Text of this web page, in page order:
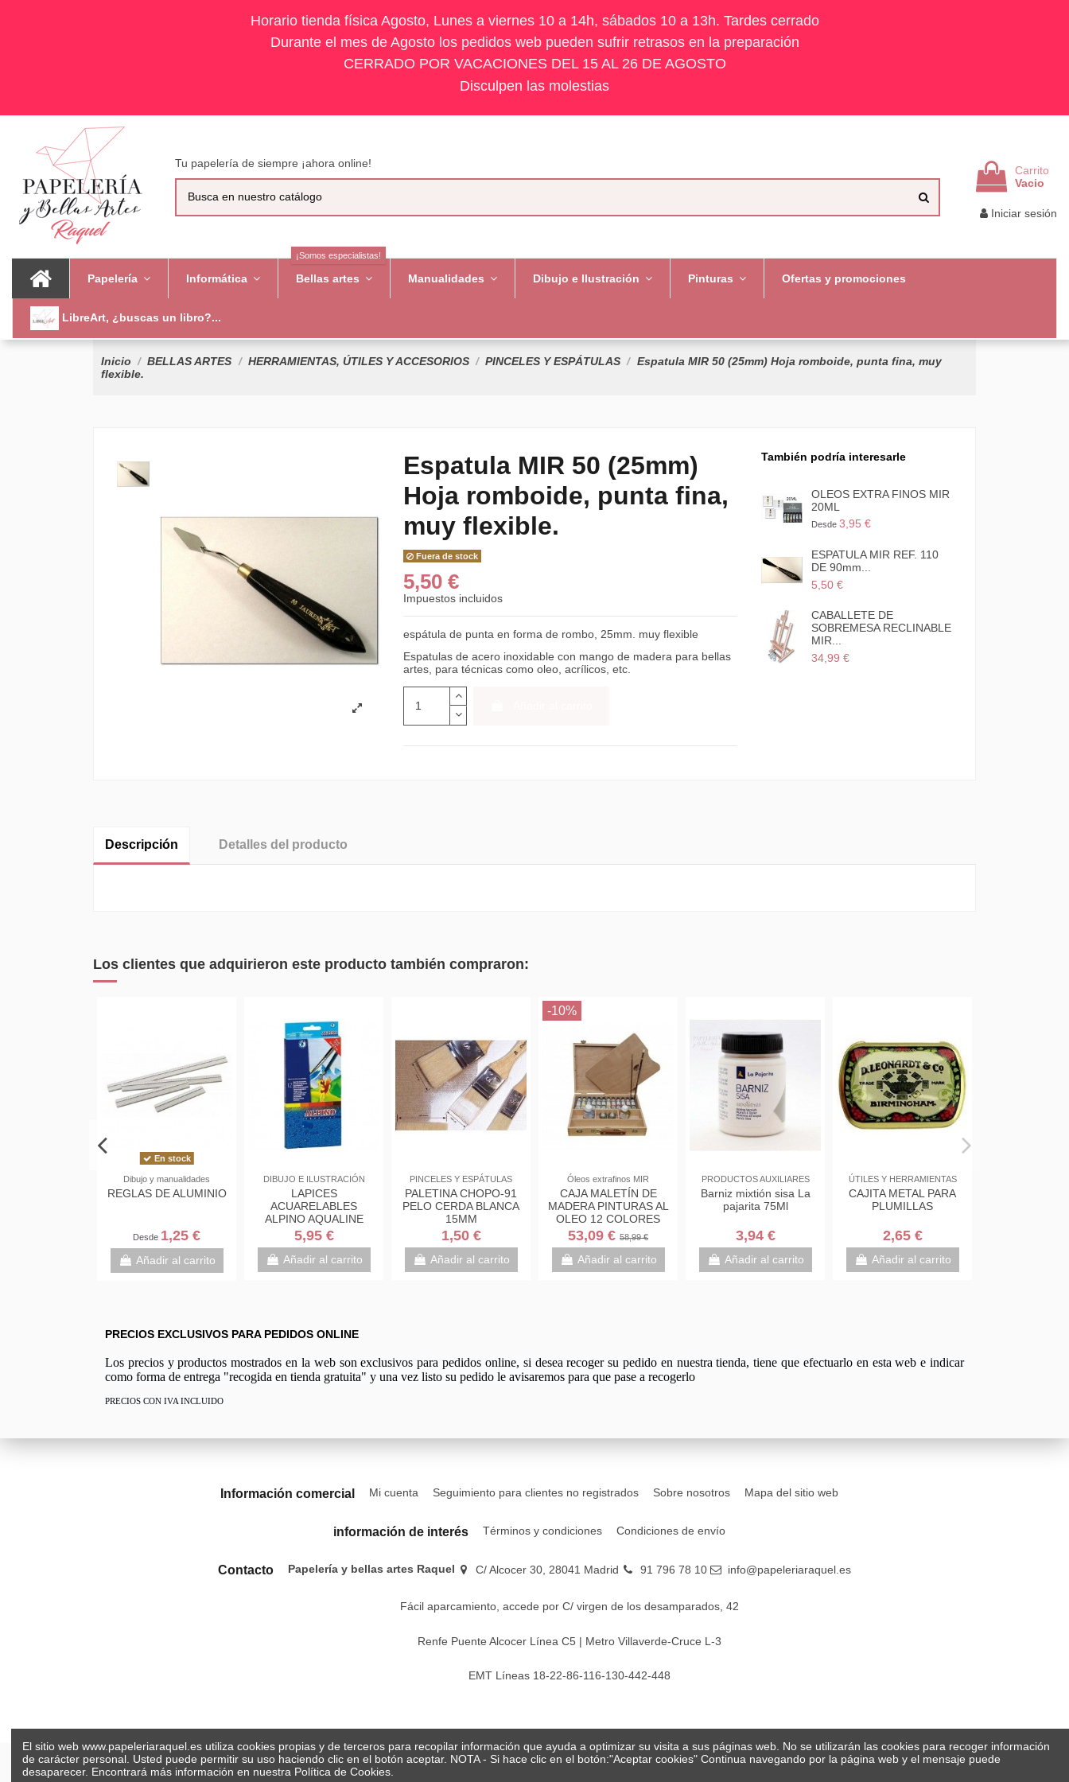
Horario tienda física Agosto, Lunes a viernes 10 a 14h, sábados 10 a 13h. Tardes cerrado
Durante el mes de Agosto los pedidos web pueden sufrir retrasos en la preparación
CERRADO POR VACACIONES DEL 15 AL 26 DE AGOSTO
Disculpen las molestias
Tu papelería de siempre ¡ahora online!
Carrito
Vacio
Iniciar sesión
Papelería Informática Bellas artes
¡Somos especialistas!
Manualidades Dibujo e Ilustración Pinturas Ofertas y promociones
LibreArt, ¿buscas un libro?...
Inicio BELLAS ARTES HERRAMIENTAS, ÚTILES Y ACCESORIOS PINCELES Y ESPÁTULAS
Espatula MIR 50 (25mm) Hoja romboide, punta fina, muy
flexible.
Espatula MIR 50 (25mm)
Hoja romboide, punta fina,
muy flexible.
Fuera de stock
5,50 €
Impuestos incluidos
espátula de punta en forma de rombo, 25mm. muy flexible
Espatulas de acero inoxidable con mango de madera para bellas
artes, para técnicas como oleo, acrílicos, etc.
También podría interesarle
OLEOS EXTRA FINOS MIR
20ML
Desde 3,95 €
ESPATULA MIR REF. 110
DE 90mm...
5,50 €
CABALLETE DE
SOBREMESA RECLINABLE
MIR...
34,99 €
Descripción Detalles del producto
Los clientes que adquirieron este producto también compraron:
En stock
Dibujo y manualidades
REGLAS DE ALUMINIO
Desde 1,25 €
Añadir al carrito
DIBUJO E ILUSTRACIÓN
LAPICES
ACUARELABLES
ALPINO AQUALINE
CAJA CARTÓN 12 UD +
PINCEL
5,95 €
Añadir al carrito
PINCELES Y ESPÁTULAS
PALETINA CHOPO-91
PELO CERDA BLANCA
15MM
1,50 €
Añadir al carrito
-10%
Óleos extrafinos MIR
CAJA MALETÍN DE
MADERA PINTURAS AL
OLEO 12 COLORES
MIR
53,09 € 58,99 €
Añadir al carrito
PRODUCTOS AUXILIARES
Barniz mixtión sisa La
pajarita 75Ml
3,94 €
Añadir al carrito
ÚTILES Y HERRAMIENTAS
CAJITA METAL PARA
PLUMILLAS
2,65 €
Añadir al carrito
PRECIOS EXCLUSIVOS PARA PEDIDOS ONLINE
Los precios y productos mostrados en la web son exclusivos para pedidos online, si desea recoger su pedido en nuestra tienda, tiene que efectuarlo en esta web e indicar
como forma de entrega "recogida en tienda gratuita" y una vez listo su pedido le avisaremos para que pase a recogerlo
PRECIOS CON IVA INCLUIDO
Información comercial Mi cuenta Seguimiento para clientes no registrados Sobre nosotros Mapa del sitio web
información de interés Términos y condiciones Condiciones de envío
Contacto Papelería y bellas artes Raquel C/ Alcocer 30, 28041 Madrid 91 796 78 10 info@papeleriaraquel.es
Fácil aparcamiento, accede por C/ virgen de los desamparados, 42
Renfe Puente Alcocer Línea C5 | Metro Villaverde-Cruce L-3
EMT Líneas 18-22-86-116-130-442-448
El sitio web www.papeleriaraquel.es utiliza cookies propias y de terceros para recopilar información que ayuda a optimizar su visita a sus páginas web. No se utilizarán las cookies para recoger información
de carácter personal. Usted puede permitir su uso haciendo clic en el botón aceptar. NOTA - Si hace clic en el botón:"Aceptar cookies" Continua navegando por la página web y el mensaje puede
desaparecer. Encontrará más información en nuestra Política de Cookies.